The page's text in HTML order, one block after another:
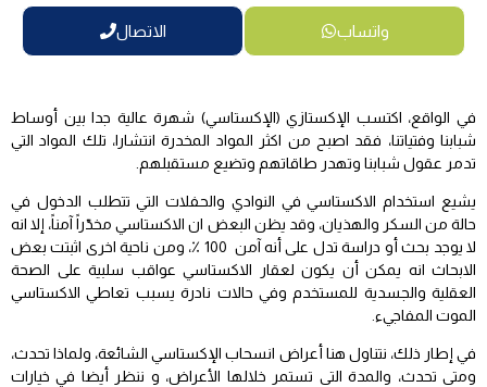
واتساب الاتصال
في الواقع، اكتسب الإكستازي (الإكستاسي) شهرة عالية جدا بين أوساط
شبابنا وفتياتنا، فقد اصبح من اكثر المواد المخدرة انتشارا، تلك المواد التي
تدمر عقول شبابنا وتهدر طاقاتهم وتضيع مستقبلهم.
يشيع استخدام الاكستاسي في النوادي والحفلات التي تتطلب الدخول في
حالة من السكر والهذيان، وقد يظن البعض ان الاكستاسي مخدّراً آمناً، إلا انه
لا يوجد بحث أو دراسة تدل على أنه آمن 100 ٪، ومن ناحية اخرى اثبتت بعض
الابحاث انه يمكن أن يكون لعقار الاكستاسي عواقب سلبية على الصحة
العقلية والجسدية للمستخدم وفي حالات نادرة يسبب تعاطي الاكستاسي
الموت المفاجيء.
في إطار ذلك، نتناول هنا أعراض انسحاب الإكستاسي الشائعة، ولماذا تحدث،
ومتى تحدث، والمدة التى تستمر خلالها الأعراض، و ننظر أيضا في خيارات